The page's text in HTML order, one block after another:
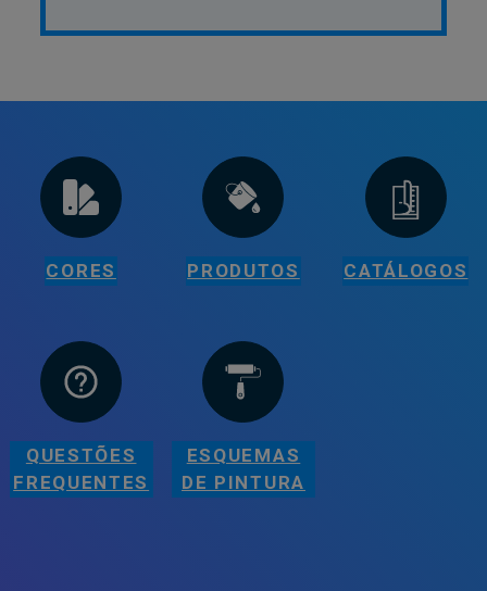
CORES PRODUTOS CATÁLOGOS
QUESTÕES
FREQUENTES
ESQUEMAS
DE PINTURA